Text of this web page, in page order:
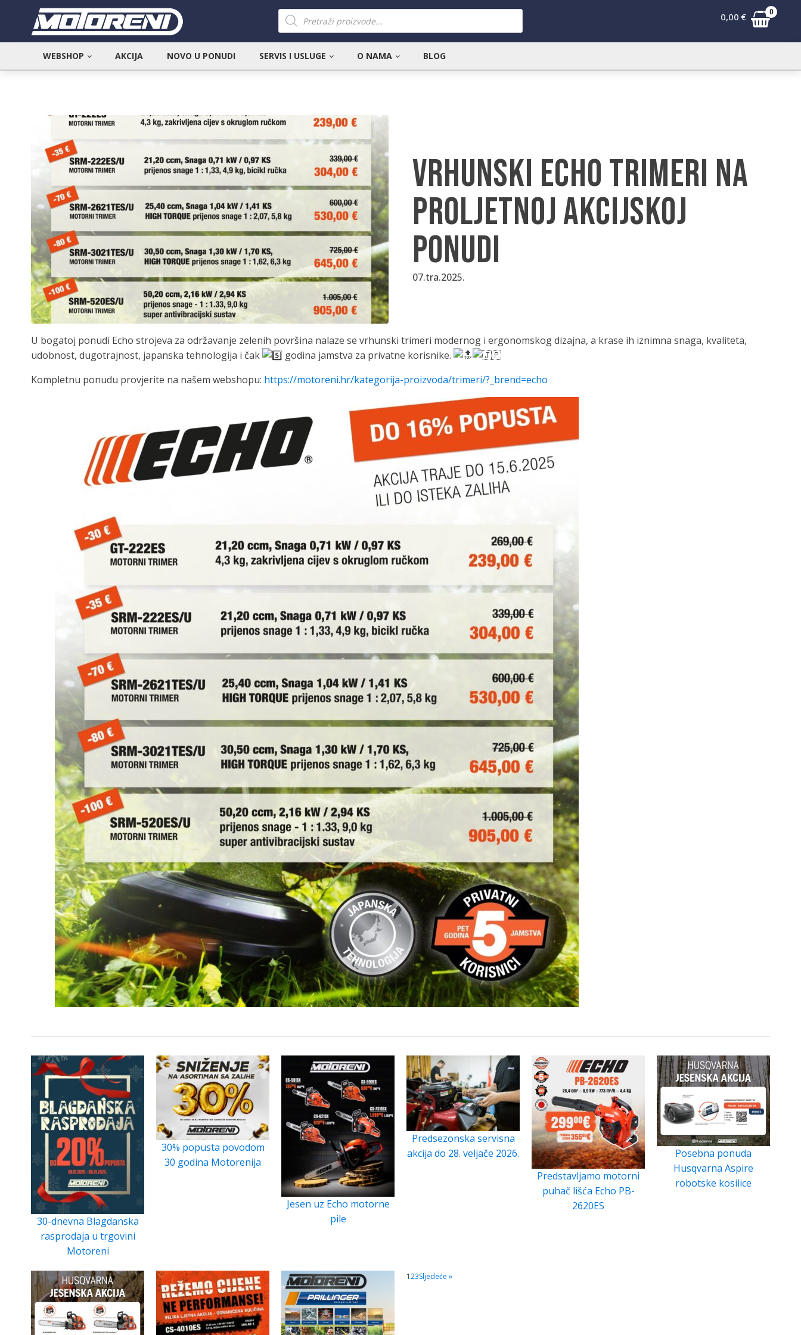
Products
search
0,00 € 0
WEBSHOP AKCIJA NOVO U PONUDI SERVIS I USLUGE O NAMA BLOG
Vrhunski Echo trimeri na
proljetnoj akcijskoj
ponudi
07.tra.2025.
U bogatoj ponudi Echo strojeva za održavanje zelenih površina nalaze se vrhunski trimeri modernog i ergonomskog dizajna, a krase ih iznimna snaga, kvaliteta,
udobnost, dugotrajnost, japanska tehnologija i čak
godina jamstva za privatne korisnike.
Kompletnu ponudu provjerite na našem webshopu: https://motoreni.hr/kategorija-proizvoda/trimeri/?_brend=echo
30-dnevna Blagdanska
rasprodaja u trgovini
Motoreni
30% popusta povodom
30 godina Motorenija
Jesen uz Echo motorne
pile
Predsezonska servisna
akcija do 28. veljače 2026.
Predstavljamo motorni
puhač lišća Echo PB-
2620ES
Posebna ponuda
Husqvarna Aspire
robotske kosilice
123Sljedeće »